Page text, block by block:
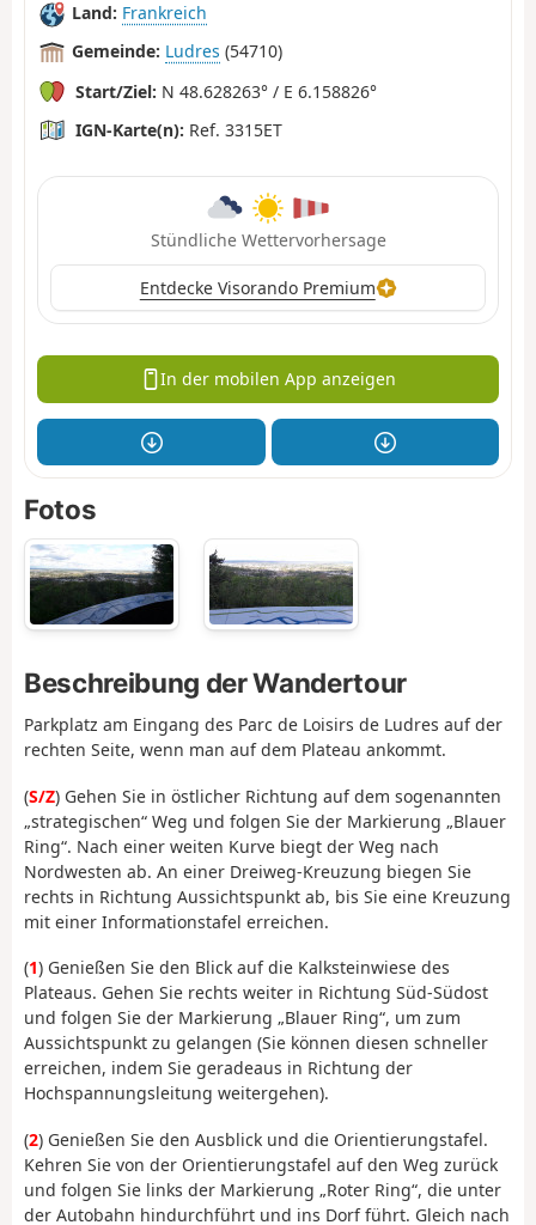
Land: Frankreich
Gemeinde: Ludres (54710)
Start/Ziel: N 48.628263° / E 6.158826°
IGN-Karte(n): Ref. 3315ET
Stündliche Wettervorhersage
Entdecke Visorando Premium
In der mobilen App anzeigen
Fotos
Beschreibung der Wandertour
Parkplatz am Eingang des Parc de Loisirs de Ludres auf der
rechten Seite, wenn man auf dem Plateau ankommt.
(S/Z) Gehen Sie in östlicher Richtung auf dem sogenannten
„strategischen“ Weg und folgen Sie der Markierung „Blauer
Ring“. Nach einer weiten Kurve biegt der Weg nach
Nordwesten ab. An einer Dreiweg-Kreuzung biegen Sie
rechts in Richtung Aussichtspunkt ab, bis Sie eine Kreuzung
mit einer Informationstafel erreichen.
(1) Genießen Sie den Blick auf die Kalksteinwiese des
Plateaus. Gehen Sie rechts weiter in Richtung Süd-Südost
und folgen Sie der Markierung „Blauer Ring“, um zum
Aussichtspunkt zu gelangen (Sie können diesen schneller
erreichen, indem Sie geradeaus in Richtung der
Hochspannungsleitung weitergehen).
(2) Genießen Sie den Ausblick und die Orientierungstafel.
Kehren Sie von der Orientierungstafel auf den Weg zurück
und folgen Sie links der Markierung „Roter Ring“, die unter
der Autobahn hindurchführt und ins Dorf führt. Gleich nach